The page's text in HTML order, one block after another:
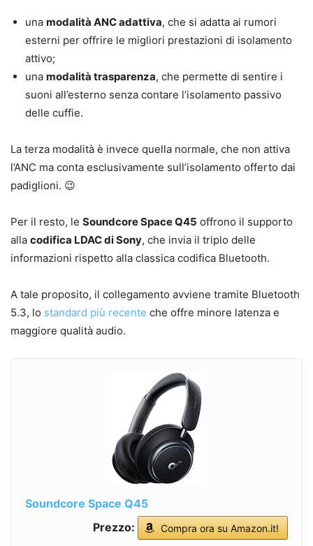
una modalità ANC adattiva, che si adatta ai rumori
esterni per offrire le migliori prestazioni di isolamento
attivo;
una modalità trasparenza, che permette di sentire i
suoni all’esterno senza contare l’isolamento passivo
delle cuffie.
La terza modalità è invece quella normale, che non attiva
l’ANC ma conta esclusivamente sull’isolamento offerto dai
padiglioni. 😉
Per il resto, le Soundcore Space Q45 offrono il supporto
alla codifica LDAC di Sony, che invia il triplo delle
informazioni rispetto alla classica codifica Bluetooth.
A tale proposito, il collegamento avviene tramite Bluetooth
5.3, lo standard più recente che offre minore latenza e
maggiore qualità audio.
Soundcore Space Q45
Prezzo:
Compra ora su Amazon.it!